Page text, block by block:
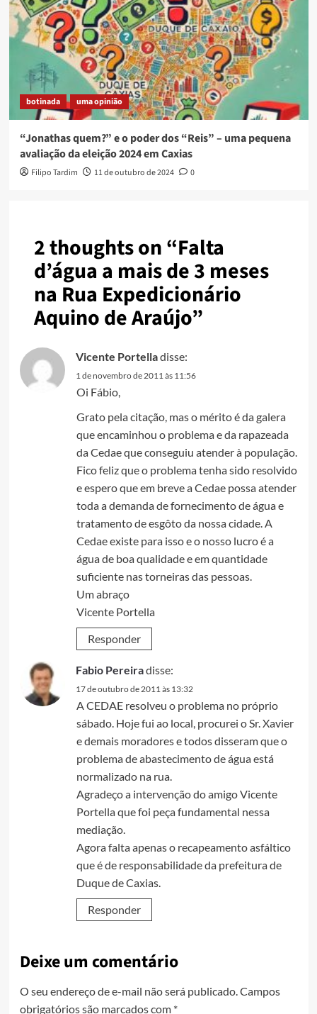
botinada uma opinião
“Jonathas quem?” e o poder dos “Reis” – uma pequena
avaliação da eleição 2024 em Caxias
Filipo Tardim 11 de outubro de 2024 0
2 thoughts on “Falta
d’água a mais de 3 meses
na Rua Expedicionário
Aquino de Araújo”
Vicente Portelladisse:
1 de novembro de 2011 às 11:56
Oi Fábio,
Grato pela citação, mas o mérito é da galera
que encaminhou o problema e da rapazeada
da Cedae que conseguiu atender à população.
Fico feliz que o problema tenha sido resolvido
e espero que em breve a Cedae possa atender
toda a demanda de fornecimento de água e
tratamento de esgôto da nossa cidade. A
Cedae existe para isso e o nosso lucro é a
água de boa qualidade e em quantidade
suficiente nas torneiras das pessoas.
Um abraço
Vicente Portella
Responder
Fabio Pereiradisse:
17 de outubro de 2011 às 13:32
A CEDAE resolveu o problema no próprio
sábado. Hoje fui ao local, procurei o Sr. Xavier
e demais moradores e todos disseram que o
problema de abastecimento de água está
normalizado na rua.
Agradeço a intervenção do amigo Vicente
Portella que foi peça fundamental nessa
mediação.
Agora falta apenas o recapeamento asfáltico
que é de responsabilidade da prefeitura de
Duque de Caxias.
Responder
Deixe um comentário
O seu endereço de e-mail não será publicado. Campos
obrigatórios são marcados com *